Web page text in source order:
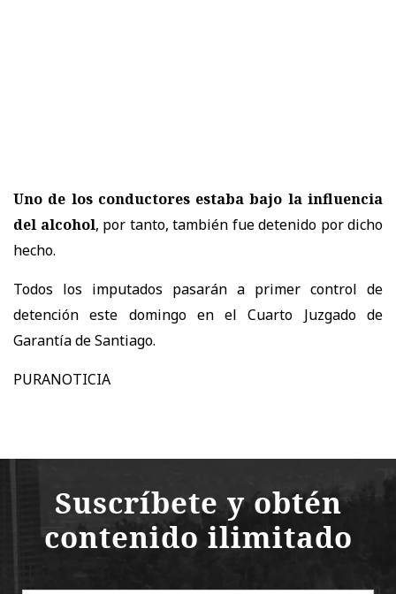
Uno de los conductores estaba bajo la influencia
del alcohol, por tanto, también fue detenido por dicho
hecho.
Todos los imputados pasarán a primer control de
detención este domingo en el Cuarto Juzgado de
Garantía de Santiago.
PURANOTICIA